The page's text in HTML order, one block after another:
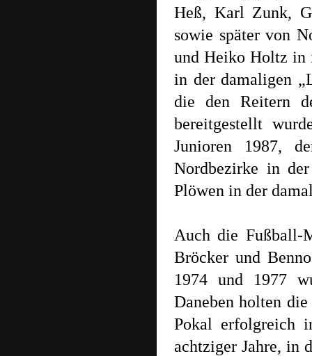
Heß, Karl Zunk,
sowie später von
und Heiko Holtz in
in der damaligen
die den Reitern
bereitgestellt
Junioren 1987,
Nordbezirke in
Plöwen in der
Auch die Fußball-
Bröcker und
1974 und 1977
Daneben holten
Pokal erfolgreich
achtziger Jahre, in